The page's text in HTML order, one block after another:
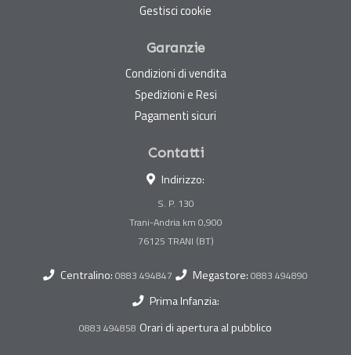
Gestisci cookie
Garanzie
Condizioni di vendita
Spedizioni e Resi
Pagamenti sicuri
Contatti
Indirizzo:
S. P. 130
Trani-Andria km 0,900
Centralino: 0883 494847 Megastore: 0883 494890
Prima Infanzia:
0883 494858 Orari di apertura al pubblico